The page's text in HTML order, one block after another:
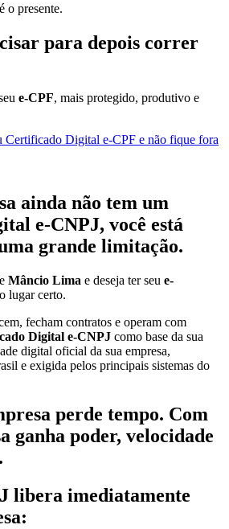
o presente.
para depois correr
e-CPF, mais protegido, produtivo e
Certificado Digital e-CPF e não fique fora
ainda não tem um
e-CNPJ, você está
grande limitação.
Mâncio Lima e deseja ter seu e-
lugar certo.
fecham contratos e operam com
Digital e-CNPJ como base da sua
digital oficial da sua empresa,
e exigida pelos principais sistemas do
perde tempo. Com
ganha poder, velocidade
libera imediatamente